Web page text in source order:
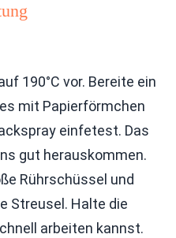
190°C vor. Bereite ein
mit Papierförmchen
einfetest. Das
gut herauskommen.
Rührschüssel und
Streusel. Halte die
arbeiten kannst.